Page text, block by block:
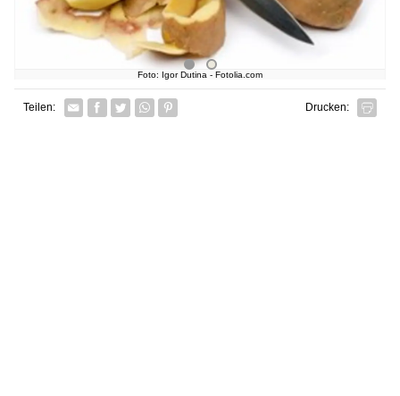
Foto: Igor Dutina - Fotolia.com
Teilen: Facebook
TwitterWhatsapp senden
Pin it Drucken: